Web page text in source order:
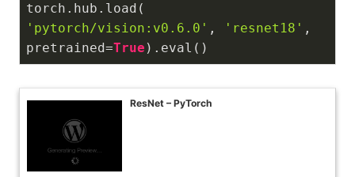
torch.hub.load(
'pytorch/vision:v0.6.0' , 'resnet18' ,
pretrained=True ).eval()
ResNet – PyTorch